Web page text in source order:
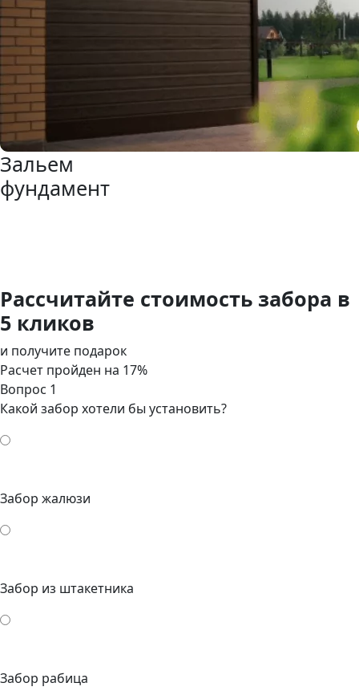
Зальем
фундамент
Рассчитайте стоимость забора в
5 кликов
и получите подарок
Расчет пройден на 17%
Вопрос 1
Какой забор хотели бы установить?
Забор жалюзи
Забор из штакетника
Забор рабица